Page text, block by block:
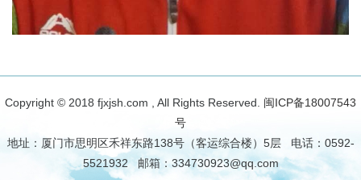
Copyright © 2018 fjxjsh.com , All Rights Reserved. 闽ICP备18007543
号
地址：厦门市思明区禾祥东路138号（客运综合楼）5层 电话：0592-
5521932 邮箱：334730923@qq.com